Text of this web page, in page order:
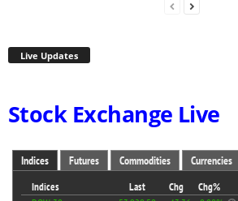
Live Updates
Stock Exchange Live